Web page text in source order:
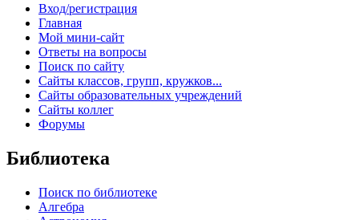
Вход/регистрация
Главная
Мой мини-сайт
Ответы на вопросы
Поиск по сайту
Сайты классов, групп, кружков...
Сайты образовательных учреждений
Сайты коллег
Форумы
Библиотека
Поиск по библиотеке
Алгебра